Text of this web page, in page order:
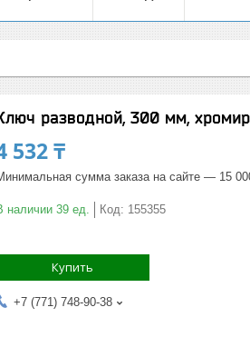
разводной, 300 мм,
532 ₸
сумма заказа на сайте — 15
наличии 39 ед. Код: 155355
Купить
+7 (771) 748-90-38